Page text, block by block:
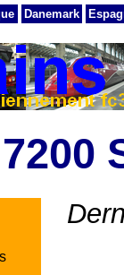
Danemark